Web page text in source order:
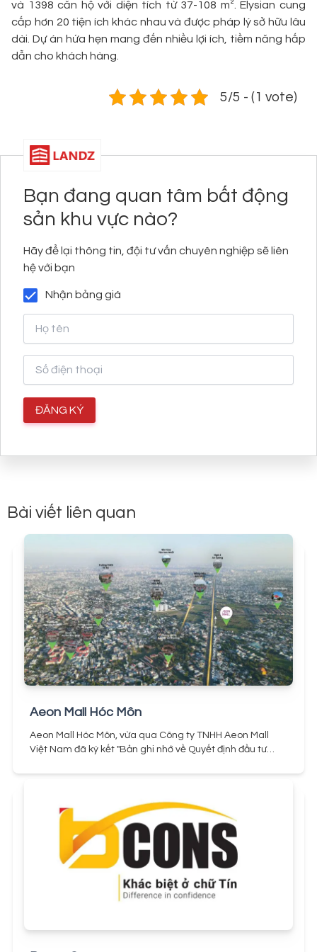
và 1398 căn hộ với diện tích từ 37-108 m². Elysian cung
cấp hơn 20 tiện ích khác nhau và được pháp lý sở hữu lâu
dài. Dự án hứa hẹn mang đến nhiều lợi ích, tiềm năng hấp
dẫn cho khách hàng.
5/5 - (1 vote)
Bạn đang quan tâm bất động
sản khu vực nào?
Hãy để lại thông tin, đội tư vấn chuyên nghiệp sẽ liên
hệ với bạn
Nhận bảng giá
Bài viết liên quan
Aeon Mall Hóc Môn
Aeon Mall Hóc Môn, vừa qua Công ty TNHH Aeon Mall
Việt Nam đã ký kết "Bản ghi nhớ về Quyết định đầu tư
dân tỉnh Đồng Nai và "Bản thỏa thuận đầu tư" với Uỷ Ban
UBND Huyện Hóc Môn được ký kết tại "Hội nghị xúc tiến
đầu tư vào Huyện Hóc Môn và Huyện Củ Chi năm 2022"
trước sự chứng kiến của các quan chức cấp cao của
Chính phủ Việt Nam. Aeon Mall Hoc Mon sẽ được đặt tại
mặt tiền đường Quốc Lộ 22, thị trấn Hóc Môn, Tp Hcm.
Dưới góc nhìn của Aeon Mall, huyện Hóc Môn là một khu
vực có tiềm năng phát triển mạnh mẽ và thu hút sự quan
tâm của nhiều nhà đầu tư, đặc biệt là trong bối cảnh
thị mở rộng.Với quỹ đất rộng lớn và môi trường tự nhiên